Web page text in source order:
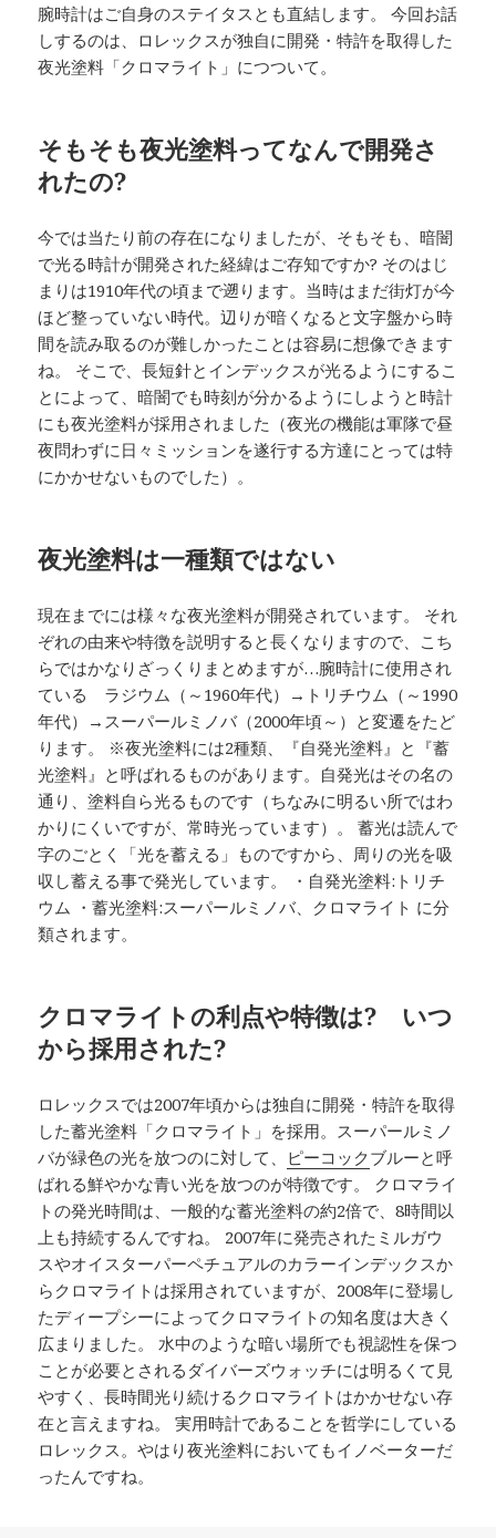
腕時計はご自身のステイタスとも直結します。 今回お話
しするのは、ロレックスが独自に開発・特許を取得した
夜光塗料「クロマライト」につついて。
そもそも夜光塗料ってなんで開発さ
れたの?
今では当たり前の存在になりましたが、そもそも、暗闇
で光る時計が開発された経緯はご存知ですか? そのはじ
まりは1910年代の頃まで遡ります。当時はまだ街灯が今
ほど整っていない時代。辺りが暗くなると文字盤から時
間を読み取るのが難しかったことは容易に想像できます
ね。 そこで、長短針とインデックスが光るようにするこ
とによって、暗闇でも時刻が分かるようにしようと時計
にも夜光塗料が採用されました（夜光の機能は軍隊で昼
夜問わずに日々ミッションを遂行する方達にとっては特
にかかせないものでした）。
夜光塗料は一種類ではない
現在までには様々な夜光塗料が開発されています。 それ
ぞれの由来や特徴を説明すると長くなりますので、こち
らではかなりざっくりまとめますが…腕時計に使用され
ている ラジウム（～1960年代）→トリチウム（～1990
年代）→スーパールミノバ（2000年頃～）と変遷をたど
ります。 ※夜光塗料には2種類、『自発光塗料』と『蓄
光塗料』と呼ばれるものがあります。自発光はその名の
通り、塗料自ら光るものです（ちなみに明るい所ではわ
かりにくいですが、常時光っています）。 蓄光は読んで
字のごとく「光を蓄える」ものですから、周りの光を吸
収し蓄える事で発光しています。 ・自発光塗料:トリチ
ウム ・蓄光塗料:スーパールミノバ、クロマライト に分
類されます。
クロマライトの利点や特徴は? いつ
から採用された?
ロレックスでは2007年頃からは独自に開発・特許を取得
した蓄光塗料「クロマライト」を採用。スーパールミノ
バが緑色の光を放つのに対して、 ピーコックブルーと呼
ばれる鮮やかな青い光を放つのが特徴です。 クロマライ
トの発光時間は、一般的な蓄光塗料の約2倍で、8時間以
上も持続するんですね。 2007年に発売されたミルガウ
スやオイスターパーペチュアルのカラーインデックスか
らクロマライトは採用されていますが、2008年に登場し
たディープシーによってクロマライトの知名度は大きく
広まりました。 水中のような暗い場所でも視認性を保つ
ことが必要とされるダイバーズウォッチには明るくて見
やすく、長時間光り続けるクロマライトはかかせない存
在と言えますね。 実用時計であることを哲学にしている
ロレックス。やはり夜光塗料においてもイノベーターだ
ったんですね。